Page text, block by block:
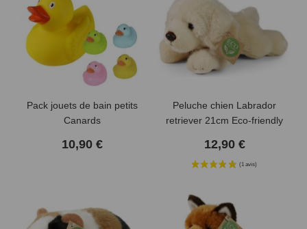
Pack jouets de bain petits
Canards
10,90 €
Peluche chien Labrador
retriever 21cm Eco-friendly
12,90 €